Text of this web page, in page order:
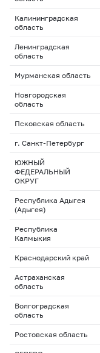
Калининградская
область
Ленинградская
область
Мурманская область
Новгородская
область
Псковская область
г. Санкт-Петербург
ЮЖНЫЙ
ФЕДЕРАЛЬНЫЙ
ОКРУГ
Республика Адыгея
(Адыгея)
Республика
Калмыкия
Краснодарский край
Астраханская
область
Волгоградская
область
Ростовская область